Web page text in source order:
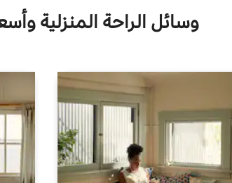
وسائل الراحة المنزلية